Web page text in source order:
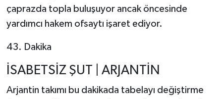
çaprazda topla buluşuyor ancak öncesinde
yardımcı hakem ofsaytı işaret ediyor.
43. Dakika
İSABETSİZ ŞUT | ARJANTİN
Arjantin takımı bu dakikada tabelayı değiştirme